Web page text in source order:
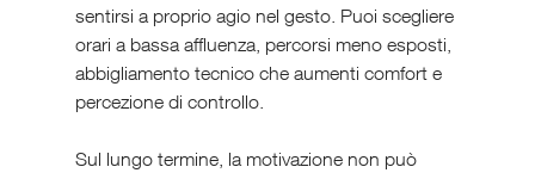
sentirsi a proprio agio nel gesto. Puoi scegliere
orari a bassa affluenza, percorsi meno esposti,
abbigliamento tecnico che aumenti comfort e
percezione di controllo.
Sul lungo termine, la motivazione non può